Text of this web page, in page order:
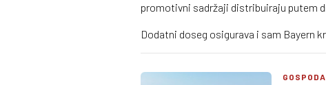
promotivni sadržaji distribuiraju putem
Dodatni doseg osigurava i sam Bayern